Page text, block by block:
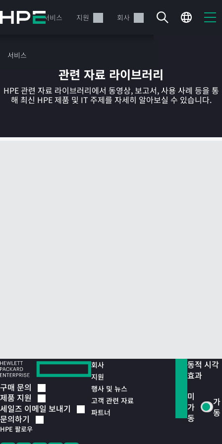
요
뛰
제품 서비스 지원 회사
서비스
현재 장바구니가 비어있습니다
관련 자료 라이브러리
HPE 관련 자료 라이브러리에서 동영상, 보고서, 사용 사례 등을 통
해 최신 HPE 제품 및 IT 주제를 자세히 알아보실 수 있습니다.
구매 문의
제품 지원
세일즈 이메일 보내기
문의하기
HPE 팔로우
회사
지원
행사 및 뉴스
고객 관련 자료
파트너
동적 시각
효과
미
가
동
가
동